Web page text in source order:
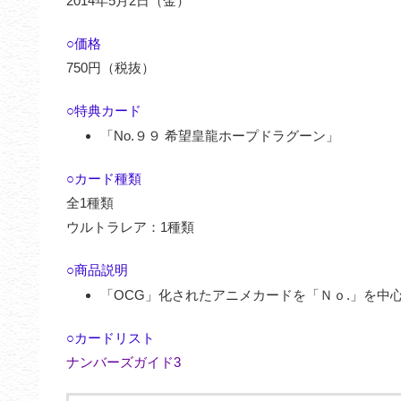
○価格
750円（税抜）
○特典カード
「No.９９ 希望皇龍ホープドラグーン」
○カード種類
全1種類
ウルトラレア：1種類
○商品説明
「OCG」化されたアニメカードを「Ｎｏ.」を中
○カードリスト
ナンバーズガイド3